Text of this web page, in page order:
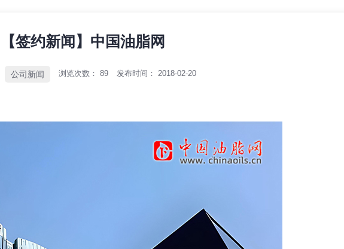
【签约新闻】中国油脂网
公司新闻 浏览次数：89 发布时间： 2018-02-20
网站，更是为企业打造“赚钱的数字资产”